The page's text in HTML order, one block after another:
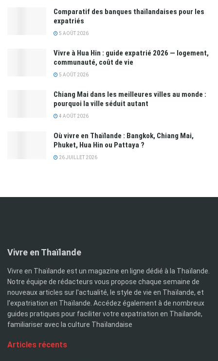
Comparatif des banques thaïlandaises pour les
expatriés
5 AOÛT 2026
Vivre à Hua Hin : guide expatrié 2026 — logement,
communauté, coût de vie
5 AOÛT 2026
Chiang Mai dans les meilleures villes au monde :
pourquoi la ville séduit autant
4 AOÛT 2026
Où vivre en Thaïlande : Bangkok, Chiang Mai,
Phuket, Hua Hin ou Pattaya ?
26 JUILLET 2026
Vivre en Thaïlande
Vivre en Thaïlande est un magazine en ligne dédié à la Thaïlande.
Notre équipe de rédacteurs vous propose chaque semaine de
nouveaux articles sur l'actualité, le style de vie en Thaïlande, et
l'expatriation en Thaïlande. Accédez également à de nombreux
guides pratiques pour faciliter votre expatriation en Thaïlande,
familiariser avec la culture Thaïlandaise
Articles récents